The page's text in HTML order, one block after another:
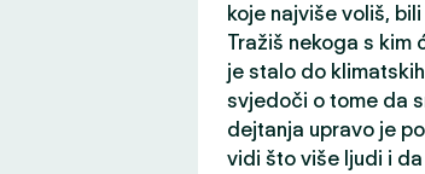
koje najviše voliš,
Tražiš nekoga s kim
je stalo do
svjedoči o tome da
dejtanja upravo je
vidi što više ljudi i